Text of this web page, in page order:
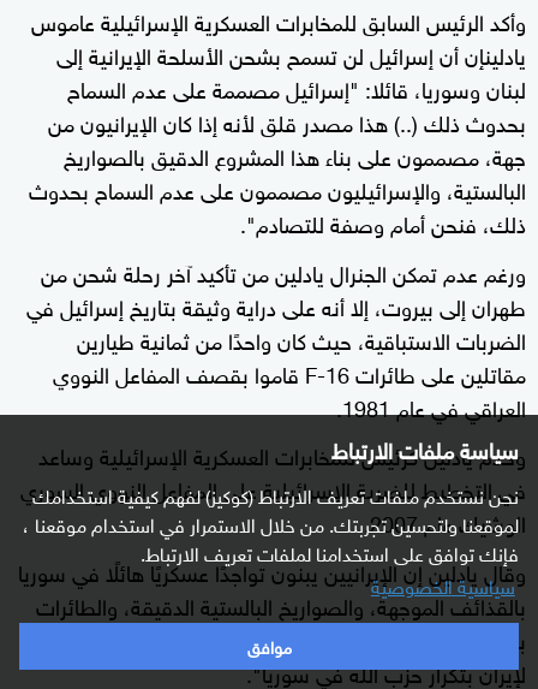
سياسة ملفات الارتباط
نحن نستخدم ملفات تعريف الارتباط (كوكيز) لفهم كيفية استخدامك
لموقعنا ولتحسين تجربتك. من خلال الاستمرار في استخدام موقعنا ،
فإنك توافق على استخدامنا لملفات تعريف الارتباط.
سياسية الخصوصية
موافق
وأكد الرئيس السابق للمخابرات العسكرية الإسرائيلية عاموس
يادلينإن أن إسرائيل لن تسمح بشحن الأسلحة الإيرانية إلى
لبنان وسوريا، قائلا: "إسرائيل مصممة على عدم السماح
بحدوث ذلك (..) هذا مصدر قلق لأنه إذا كان الإيرانيون من
جهة، مصممون على بناء هذا المشروع الدقيق بالصواريخ
البالستية، والإسرائيليون مصممون على عدم السماح بحدوث
ذلك، فنحن أمام وصفة للتصادم".
ورغم عدم تمكن الجنرال يادلين من تأكيد آخر رحلة شحن من
طهران إلى بيروت، إلا أنه على دراية وثيقة بتاريخ إسرائيل في
الضربات الاستباقية، حيث كان واحدًا من ثمانية طيارين
مقاتلين على طائرات F-16 قاموا بقصف المفاعل النووي
العراقي في عام 1981.
وخدم يادلين كرئيس للمخابرات العسكرية الإسرائيلية وساعد
في التخطيط للضربة الإسرائيلية على المفاعل النووي السوري
الوشيك عام 2007.
وقال يادلين إن الإيرانيين يبنون تواجدًا عسكريًا هائلًا في سوريا
بالقذائف الموجهة، والصواريخ البالستية الدقيقة، والطائرات
بدون طيار، والدفاع الجوي، مؤكدا أن إسرائيل "لن تسمح
لإيران بتكرار حزب الله في سوريا".